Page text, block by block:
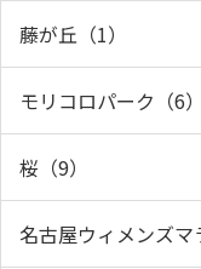
藤が丘（1）
モリコロパーク（6）
桜（9）
名古屋ウィメンズマ